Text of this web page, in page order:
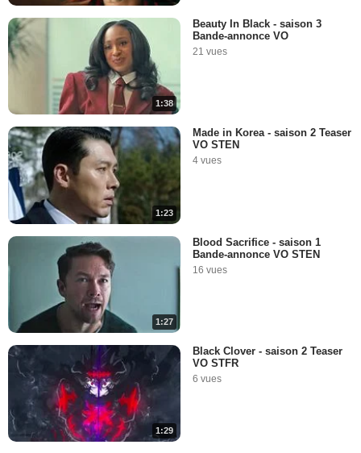
1:38
Beauty In Black - saison 3
Bande-annonce VO
21 vues
1:23
Made in Korea - saison 2 Teaser
VO STEN
4 vues
1:27
Blood Sacrifice - saison 1
Bande-annonce VO STEN
16 vues
1:29
Black Clover - saison 2 Teaser
VO STFR
6 vues